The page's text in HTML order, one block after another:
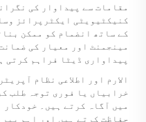
مقامات سے پیداوار کی
کنیکٹیویٹی ایکٹرپرائز
کے ساتھ انضمام کو ممکن
مینجمنٹ اور معیار کی
پیداواری ڈیٹا فراہم کرتی
الارم اور اطلاعی نظام
خرابیاں یا فوری توجہ طلب
میں آگاہ کرتے ہیں۔ خودکار
حفاظت کرتے ہیں اور اہم